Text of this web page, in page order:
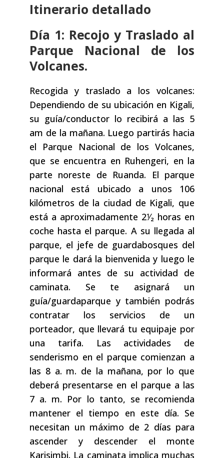
Itinerario detallado
Día 1: Recojo y Traslado al
Parque Nacional de los
Volcanes.
Recogida y traslado a los volcanes:
Dependiendo de su ubicación en Kigali,
su guía/conductor lo recibirá a las 5
am de la mañana. Luego partirás hacia
el Parque Nacional de los Volcanes,
que se encuentra en Ruhengeri, en la
parte noreste de Ruanda. El parque
nacional está ubicado a unos 106
kilómetros de la ciudad de Kigali, que
está a aproximadamente 2⅟₂ horas en
coche hasta el parque. A su llegada al
parque, el jefe de guardabosques del
parque le dará la bienvenida y luego le
informará antes de su actividad de
caminata. Se te asignará un
guía/guardaparque y también podrás
contratar los servicios de un
porteador, que llevará tu equipaje por
una tarifa. Las actividades de
senderismo en el parque comienzan a
las 8 a. m. de la mañana, por lo que
deberá presentarse en el parque a las
7 a. m. Por lo tanto, se recomienda
mantener el tiempo en este día. Se
necesitan un máximo de 2 días para
ascender y descender el monte
Karisimbi. La caminata implica muchas